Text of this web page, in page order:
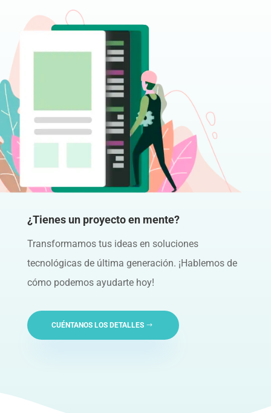
¿Tienes un proyecto en mente?
Transformamos tus ideas en soluciones
tecnológicas de última generación. ¡Hablemos de
cómo podemos ayudarte hoy!
CUÉNTANOS LOS DETALLES